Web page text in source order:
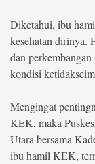
2026
berita-
sulsel.com
All
Right
Reserved
Diketahui, ibu
kesehatan dirinya.
dan
kondisi
Mengingat
KEK, maka
Utara bersama
ibu hamil KEK,